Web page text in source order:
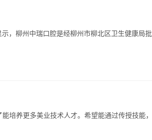
，柳州中瑞口腔是经柳州市柳北区卫生健康局批
培养更多美业技术人才。希望能通过传授技能，